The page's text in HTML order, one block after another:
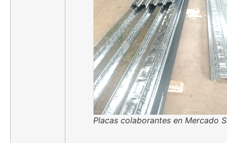
Placas colaborantes en Mercado